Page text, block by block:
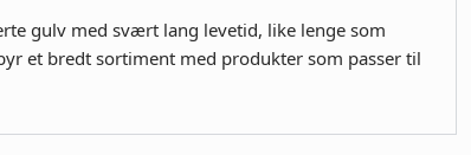
gulv med svært lang levetid, like lenge som
et bredt sortiment med produkter som passer til